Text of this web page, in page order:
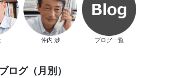
仲内 渉 ブログ一覧
ログ（月別）